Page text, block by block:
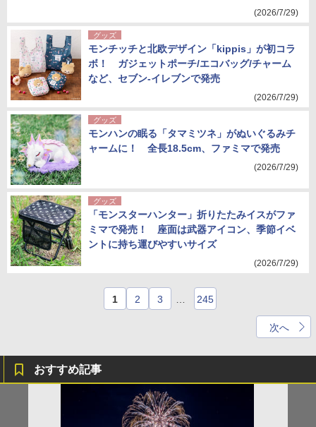
(2026/7/29)
グッズ
モンチッチと北欧デザイン「kippis」が初コラ
ボ！ ガジェットポーチ/エコバッグ/チャーム
など、セブン-イレブンで発売
(2026/7/29)
グッズ
モンハンの眠る「タマミツネ」がぬいぐるみチ
ャームに！ 全長18.5cm、ファミマで発売
(2026/7/29)
グッズ
「モンスターハンター」折りたたみイスがファ
ミマで発売！ 座面は武器アイコン、季節イベ
ントに持ち運びやすいサイズ
(2026/7/29)
1 2 3 245
次へ
おすすめ記事